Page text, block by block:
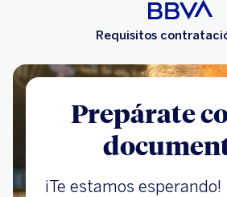
Requisitos
Prepárate
¡Te estamos esperando!